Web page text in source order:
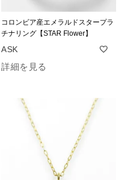
コロンビア産エメラルドスタープラ
チナリング【STAR Flower】
詳細を見る